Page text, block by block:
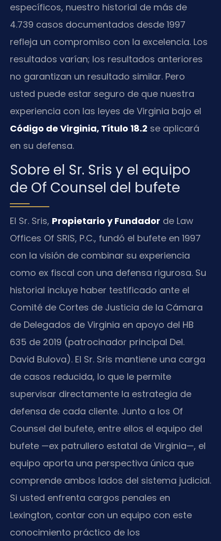
específicos, nuestro historial de más de
4.739 casos documentados desde 1997
refleja un compromiso con la excelencia. Los
resultados varían; los resultados anteriores
no garantizan un resultado similar. Pero
usted puede estar seguro de que nuestra
experiencia con las leyes de Virginia bajo el
Código de Virginia, Título 18.2 se aplicará
en su defensa.
Sobre el Sr. Sris y el equipo
de Of Counsel del bufete
El Sr. Sris, Propietario y Fundador de Law
Offices Of SRIS, P.C., fundó el bufete en 1997
con la visión de combinar su experiencia
como ex fiscal con una defensa rigurosa. Su
historial incluye haber testificado ante el
Comité de Cortes de Justicia de la Cámara
de Delegados de Virginia en apoyo del HB
635 de 2019 (patrocinador principal Del.
David Bulova). El Sr. Sris mantiene una carga
de casos reducida, lo que le permite
supervisar directamente la estrategia de
defensa de cada cliente. Junto a los Of
Counsel del bufete, entre ellos el equipo del
bufete —ex patrullero estatal de Virginia—, el
equipo aporta una perspectiva única que
comprende ambos lados del sistema judicial.
Si usted enfrenta cargos penales en
Lexington, contar con un equipo con este
conocimiento práctico de los